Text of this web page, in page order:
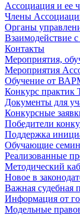
Ассоциация и ее
Члены
Органы
Контакты
Мероприятия,
Мероприятия
Обучение от
Конкурс
Документы для
Конкурсные
Победители
Поддержка
Обучающие
Реализованные
Методический
Новое в
Важная судебная
Информация от
Модельные